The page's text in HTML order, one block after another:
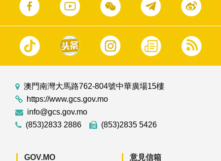
澳門南灣大馬路762-804號中華廣場15樓
https://www.gcs.gov.mo
info@gcs.gov.mo
(853)2833 2886
(853)2835 5426
GOV.MO 意見信箱